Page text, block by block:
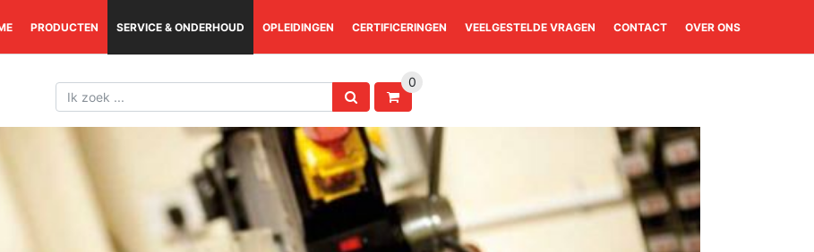
PRODUCTEN SERVICE & ONDERHOUD OPLEIDINGEN CERTIFICERINGEN VEELGESTELDE VRAGEN CONTACT OVER ONS
0